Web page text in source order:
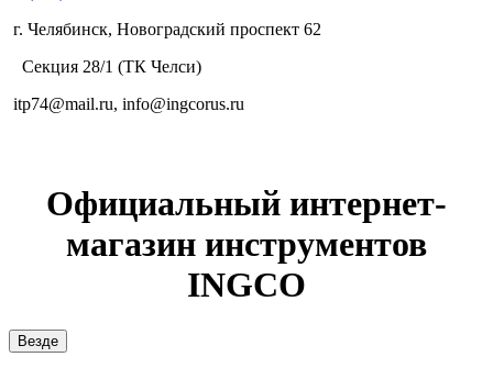
г. Челябинск, Новоградский проспект 62
Секция 28/1 (ТК Челси)
itp74@mail.ru, info@ingcorus.ru
Официальный интернет-
магазин инструментов
INGCO
Везде